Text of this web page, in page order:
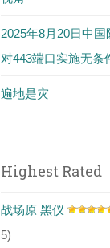
2025年8月20日中
对443端口实施无条
遍地是灾
Highest Rated
战场原 黑仪
5)